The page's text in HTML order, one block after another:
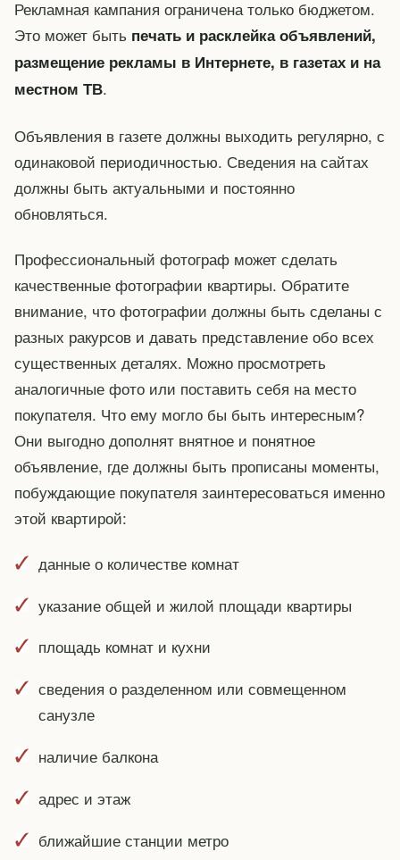
Рекламная кампания ограничена только бюджетом.
Это может быть печать и расклейка объявлений,
размещение рекламы в Интернете, в газетах и на
местном ТВ.
Объявления в газете должны выходить регулярно, с
одинаковой периодичностью. Сведения на сайтах
должны быть актуальными и постоянно
обновляться.
Профессиональный фотограф может сделать
качественные фотографии квартиры. Обратите
внимание, что фотографии должны быть сделаны с
разных ракурсов и давать представление обо всех
существенных деталях. Можно просмотреть
аналогичные фото или поставить себя на место
покупателя. Что ему могло бы быть интересным?
Они выгодно дополнят внятное и понятное
объявление, где должны быть прописаны моменты,
побуждающие покупателя заинтересоваться именно
этой квартирой:
данные о количестве комнат
указание общей и жилой площади квартиры
площадь комнат и кухни
сведения о разделенном или совмещенном
санузле
наличие балкона
адрес и этаж
ближайшие станции метро